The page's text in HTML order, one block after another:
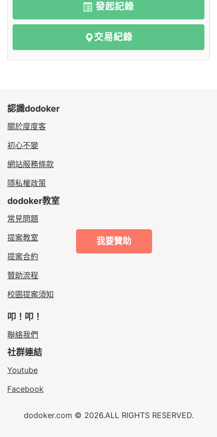
我要贊助
發起記錄
交易紀錄
認識dodoker
關於度度客
初心不變
網站服務條款
隱私權政策
dodoker教室
常見問題
提案教室
提案合約
贊助流程
校園提案須知
叩！叩！
聯絡我們
社群連結
Youtube
Facebook
dodoker.com © 2026.ALL RIGHTS RESERVED.